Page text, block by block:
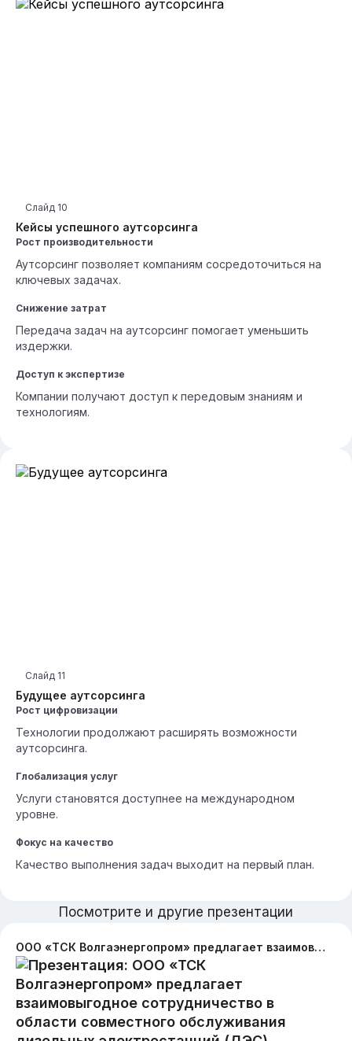
Кейсы успешного аутсорсинга
Слайд 10
Рост производительности
Аутсорсинг позволяет компаниям сосредоточиться на
ключевых задачах.
Снижение затрат
Передача задач на аутсорсинг помогает уменьшить
издержки.
Доступ к экспертизе
Компании получают доступ к передовым знаниям и
технологиям.
Будущее аутсорсинга
Слайд 11
Рост цифровизации
Технологии продолжают расширять возможности
аутсорсинга.
Глобализация услуг
Услуги становятся доступнее на международном
уровне.
Фокус на качество
Качество выполнения задач выходит на первый план.
Посмотрите и другие презентации
ООО «ТСК Волгаэнергопром» предлагает взаимовыгодное сотрудничество в области совместного обслуживания дизельных электростанций (ДЭС)